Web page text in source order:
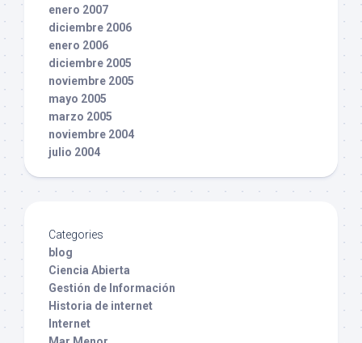
enero 2007
diciembre 2006
enero 2006
diciembre 2005
noviembre 2005
mayo 2005
marzo 2005
noviembre 2004
julio 2004
Categories
blog
Ciencia Abierta
Gestión de Información
Historia de internet
Internet